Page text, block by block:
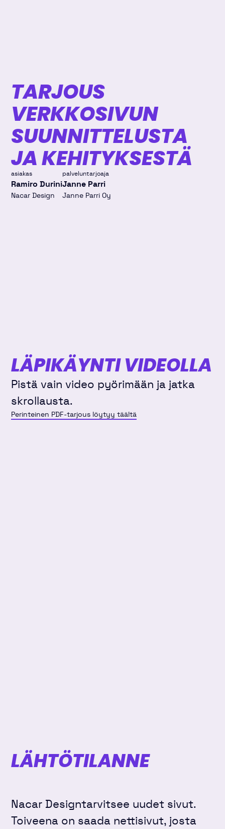
TARJOUS
VERKKOSIVUN
SUUNNITTELUSTA
JA KEHITYKSESTÄ
asiakas
Ramiro Durini
Nacar Design
palveluntarjoaja
Janne Parri
Janne Parri Oy
LÄPIKÄYNTI VIDEOLLA
Pistä vain video pyörimään ja jatka
skrollausta.
Perinteinen PDF-tarjous löytyy täältä
LÄHTÖTILANNE
Nacar Designtarvitsee uudet sivut.
Toiveena on saada nettisivut, josta